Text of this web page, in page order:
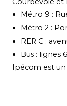
Courbevoie et
Métro 9 :
Métro 2 :
RER C :
Bus : lignes
Ipécom est un